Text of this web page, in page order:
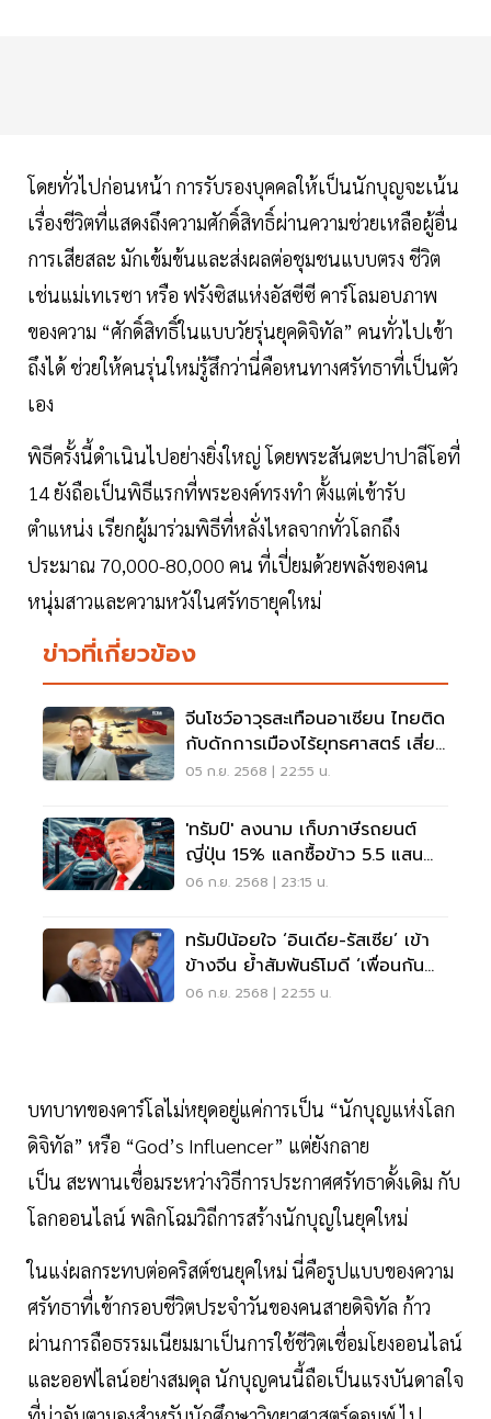
โดยทั่วไปก่อนหน้า การรับรองบุคคลให้เป็นนักบุญจะเน้น
เรื่องชีวิตที่แสดงถึงความศักดิ์สิทธิ์ผ่านความช่วยเหลือผู้อื่น
การเสียสละ มักเข้มข้นและส่งผลต่อชุมชนแบบตรง ชีวิต
เช่นแม่เทเรซา หรือ ฟรังซิสแห่งอัสซีซี คาร์โลมอบภาพ
ของความ “ศักดิ์สิทธิ์ในแบบวัยรุ่นยุคดิจิทัล” คนทั่วไปเข้า
ถึงได้ ช่วยให้คนรุ่นใหม่รู้สึกว่านี่คือหนทางศรัทธาที่เป็นตัว
เอง
พิธีครั้งนี้ดำเนินไปอย่างยิ่งใหญ่ โดยพระสันตะปาปาลีโอที่
14 ยังถือเป็นพิธีแรกที่พระองค์ทรงทำ ตั้งแต่เข้ารับ
ตำแหน่ง เรียกผู้มาร่วมพิธีที่หลั่งไหลจากทั่วโลกถึง
ประมาณ 70,000-80,000 คน ที่เปี่ยมด้วยพลังของคน
หนุ่มสาวและความหวังในศรัทธายุคใหม่
ข่าวที่เกี่ยวข้อง
จีนโชว์อาวุธสะเทือนอาเซียน ไทยติด
กับดักการเมืองไร้ยุทธศาสตร์ เสี่ยง
ถูกกลืนในสมการโลก
05 ก.ย. 2568 | 22:55 น.
'ทรัมป์' ลงนาม เก็บภาษีรถยนต์
ญี่ปุ่น 15% แลกซื้อข้าว 5.5 แสน
ล้านดอลลาร์
06 ก.ย. 2568 | 23:15 น.
ทรัมป์น้อยใจ ‘อินเดีย-รัสเซีย’ เข้า
ข้างจีน ย้ำสัมพันธ์โมดี ‘เพื่อนกัน
ตลอดไป‘
06 ก.ย. 2568 | 22:55 น.
บทบาทของคาร์โลไม่หยุดอยู่แค่การเป็น “นักบุญแห่งโลก
ดิจิทัล” หรือ “God’s Influencer” แต่ยังกลาย
เป็น สะพานเชื่อมระหว่างวิธีการประกาศศรัทธาดั้งเดิม กับ
โลกออนไลน์ พลิกโฉมวิถีการสร้างนักบุญในยุคใหม่
ในแง่ผลกระทบต่อคริสต์ชนยุคใหม่ นี่คือรูปแบบของความ
ศรัทธาที่เข้ากรอบชีวิตประจำวันของคนสายดิจิทัล ก้าว
ผ่านการถือธรรมเนียมมาเป็นการใช้ชีวิตเชื่อมโยงออนไลน์
และออฟไลน์อย่างสมดุล นักบุญคนนี้ถือเป็นแรงบันดาลใจ